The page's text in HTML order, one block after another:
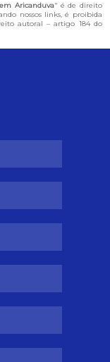
Aricanduva" é de direito
nossos links, é proibida
autoral – artigo 184 do